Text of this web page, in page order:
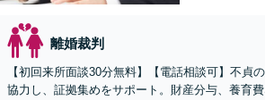
離婚裁判
【初回来所面談30分無料】【電話相談可】不貞
協力し、証拠集めをサポート。財産分与、養育